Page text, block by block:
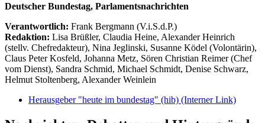
Deutscher Bundestag, Parlamentsnachrichten
Verantwortlich: Frank Bergmann (V.i.S.d.P.)
Redaktion: Lisa Brüßler, Claudia Heine, Alexander Heinrich
(stellv. Chefredakteur), Nina Jeglinski, Susanne Ködel (Volontärin),
Claus Peter Kosfeld, Johanna Metz, Sören Christian Reimer (Chef
vom Dienst), Sandra Schmid, Michael Schmidt, Denise Schwarz,
Helmut Stoltenberg, Alexander Weinlein
Herausgeber "heute im bundestag" (hib) (Interner Link)